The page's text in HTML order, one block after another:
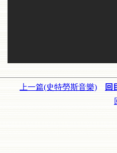
上一篇(史特勞斯音樂)
回